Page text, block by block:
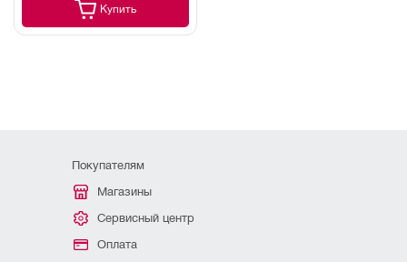
Купить
Покупателям
Магазины
Сервисный центр
Оплата